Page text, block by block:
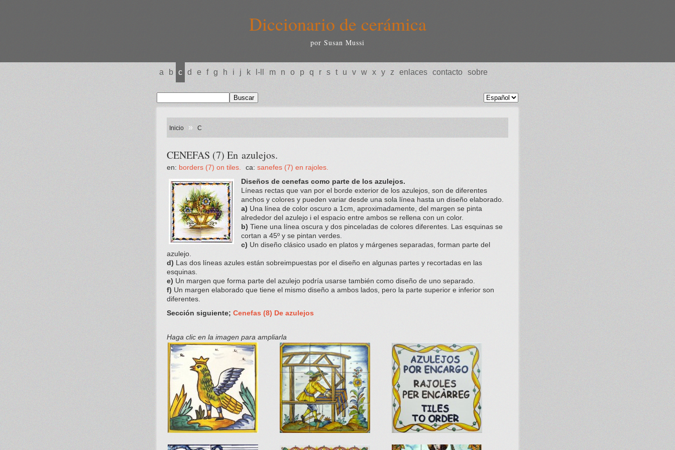
Diccionario de cerámica
por Susan Mussi
a b c d e f g h i j k l-ll m n o p q r s t u v w x y z enlaces contacto sobre
Inicio » C
CENEFAS (7) En azulejos.
en: borders (7) on tiles. ca: sanefes (7) en rajoles.
Diseños de cenefas como parte de los azulejos.
Líneas rectas que van por el borde exterior de los azulejos, son de diferentes
anchos y colores y pueden variar desde una sola línea hasta un diseño elaborado.
a) Una línea de color oscuro a 1cm, aproximadamente, del margen se pinta
alrededor del azulejo i el espacio entre ambos se rellena con un color.
b) Tiene una línea oscura y dos pinceladas de colores diferentes. Las esquinas se
cortan a 45º y se pintan verdes.
c) Un diseño clásico usado en platos y márgenes separadas, forman parte del
azulejo.
d) Las dos líneas azules están sobreimpuestas por el diseño en algunas partes y recortadas en las
esquinas.
e) Un margen que forma parte del azulejo podría usarse también como diseño de uno separado.
f) Un margen elaborado que tiene el mismo diseño a ambos lados, pero la parte superior e inferior son
diferentes.
Sección siguiente; Cenefas (8) De azulejos
Haga clic en la imagen para ampliarla